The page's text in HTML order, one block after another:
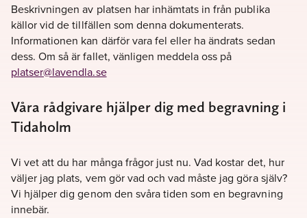
Beskrivningen av platsen har inhämtats in från publika
källor vid de tillfällen som denna dokumenterats.
Informationen kan därför vara fel eller ha ändrats sedan
dess. Om så är fallet, vänligen meddela oss på
platser@lavendla.se
Våra rådgivare hjälper dig med begravning i
Tidaholm
Vi vet att du har många frågor just nu. Vad kostar det, hur
väljer jag plats, vem gör vad och vad måste jag göra själv?
Vi hjälper dig genom den svåra tiden som en begravning
innebär.